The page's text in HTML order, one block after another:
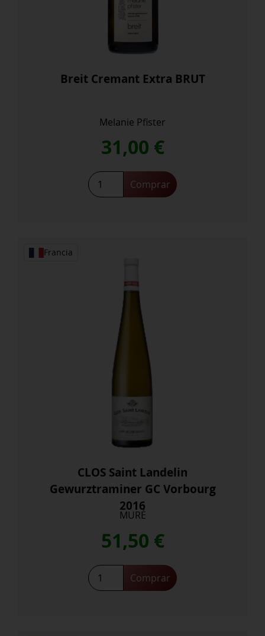
Breit Cremant Extra BRUT
Melanie Pfister
31,00 €
Breit
Cremant
Comprar
Francia
CLOS Saint Landelin
Gewurztraminer GC Vorbourg
2016
MURÉ
51,50 €
CLOS
Saint
Comprar